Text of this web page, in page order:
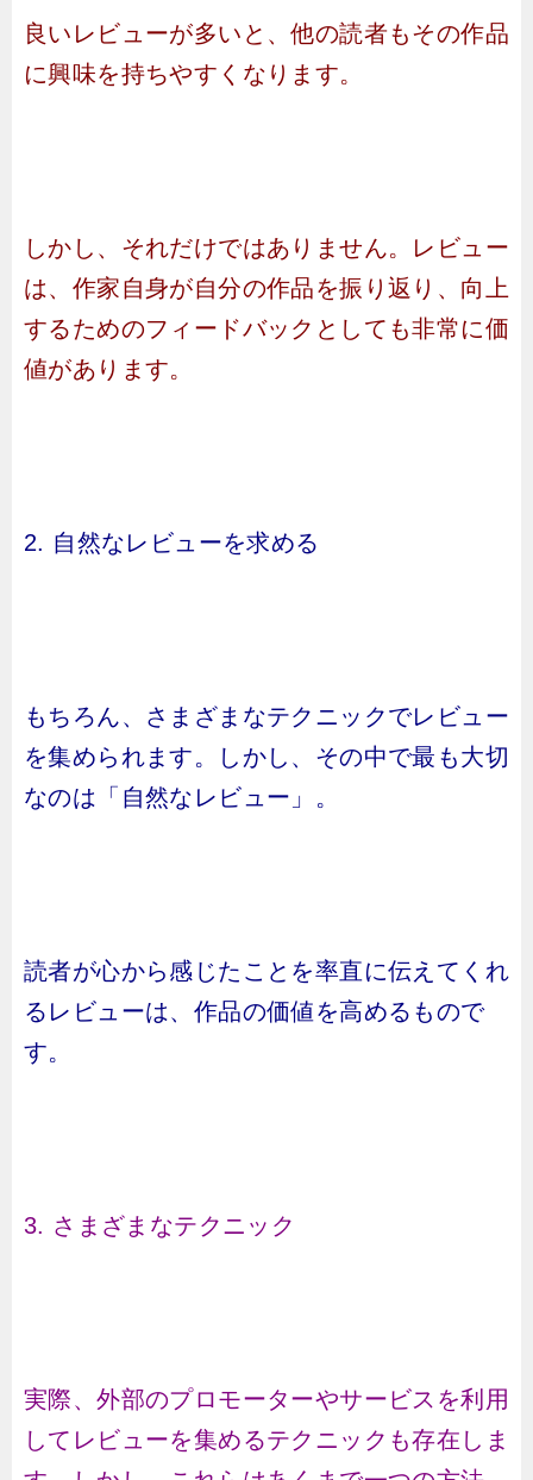
良いレビューが多いと、他の読者もその作品
に興味を持ちやすくなります。
しかし、それだけではありません。レビュー
は、作家自身が自分の作品を振り返り、向上
するためのフィードバックとしても非常に価
値があります。
2. 自然なレビューを求める
もちろん、さまざまなテクニックでレビュー
を集められます。しかし、その中で最も大切
なのは「自然なレビュー」。
読者が心から感じたことを率直に伝えてくれ
るレビューは、作品の価値を高めるもので
す。
3. さまざまなテクニック
実際、外部のプロモーターやサービスを利用
してレビューを集めるテクニックも存在しま